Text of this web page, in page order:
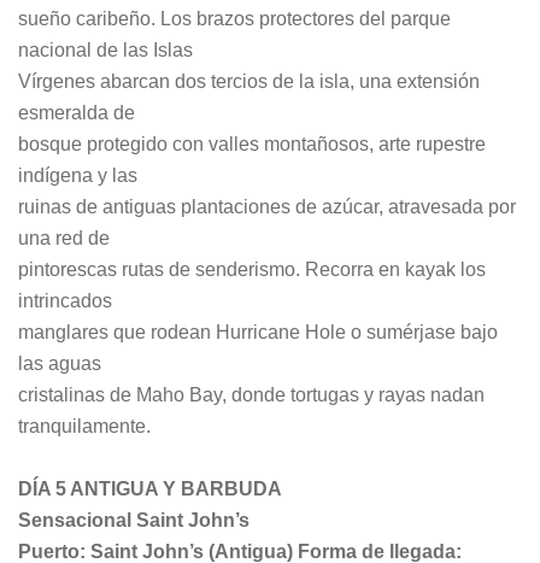
sueño caribeño. Los brazos protectores del parque
nacional de las Islas
Vírgenes abarcan dos tercios de la isla, una extensión
esmeralda de
bosque protegido con valles montañosos, arte rupestre
indígena y las
ruinas de antiguas plantaciones de azúcar, atravesada por
una red de
pintorescas rutas de senderismo. Recorra en kayak los
intrincados
manglares que rodean Hurricane Hole o sumérjase bajo
las aguas
cristalinas de Maho Bay, donde tortugas y rayas nadan
tranquilamente.
DÍA 5 ANTIGUA Y BARBUDA
Sensacional Saint John’s
Puerto: Saint John’s (Antigua) Forma de llegada: